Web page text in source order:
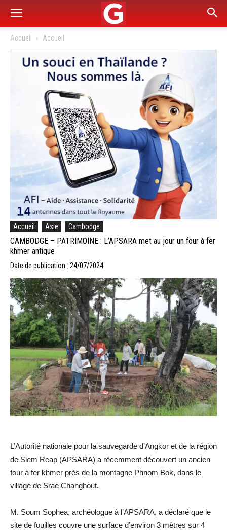
Accueil Accueil
Accueil Asie Cambodge
CAMBODGE – PATRIMOINE : L’APSARA met au jour un four à fer
khmer antique
Date de publication : 24/07/2024
L’Autorité nationale pour la sauvegarde d’Angkor et de la région
de Siem Reap (APSARA) a récemment découvert un ancien
four à fer khmer près de la montagne Phnom Bok, dans le
village de Srae Changhout.
M. Soum Sophea, archéologue à l’APSARA, a déclaré que le
site de fouilles couvre une surface d’environ 3 mètres sur 4